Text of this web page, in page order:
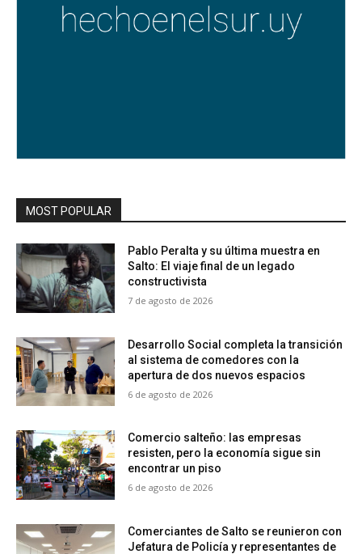
MOST POPULAR
Pablo Peralta y su última muestra en
Salto: El viaje final de un legado
constructivista
7 de agosto de 2026
Desarrollo Social completa la transición
al sistema de comedores con la
apertura de dos nuevos espacios
6 de agosto de 2026
Comercio salteño: las empresas
resisten, pero la economía sigue sin
encontrar un piso
6 de agosto de 2026
Comerciantes de Salto se reunieron con
Jefatura de Policía y representantes de